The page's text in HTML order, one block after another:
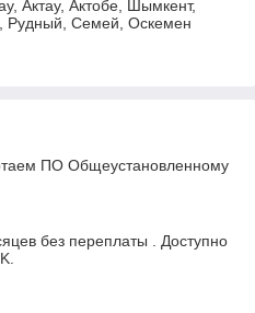
Актау, Актобе, Шымкент,
Рудный, Семей, Оскемен
ПО Общеустановленному
без переплаты . Доступно